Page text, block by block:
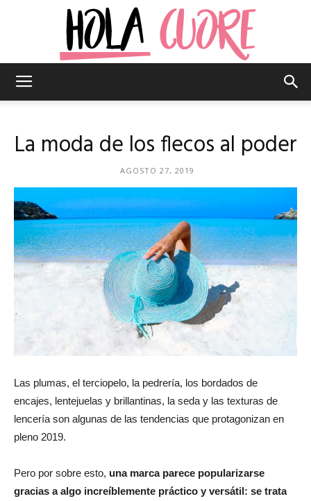
–
La
revista
de
moda
La moda de los flecos al poder
AGOSTO 27, 2019
Las plumas, el terciopelo, la pedrería, los bordados de
encajes, lentejuelas y brillantinas, la seda y las texturas de
lencería son algunas de las tendencias que protagonizan en
pleno 2019.
Pero por sobre esto, una marca parece popularizarse
gracias a algo increíblemente práctico y versátil: se trata